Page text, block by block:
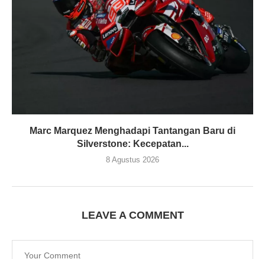
Marc Marquez Menghadapi Tantangan Baru di
Silverstone: Kecepatan...
8 Agustus 2026
LEAVE A COMMENT